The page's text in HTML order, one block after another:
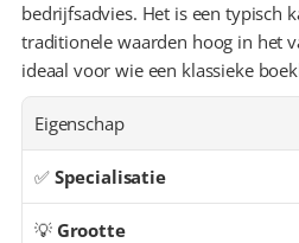
bedrijfsadvies. Het is een typisch
traditionele waarden hoog in het
ideaal voor wie een klassieke
Eigenschap
✅ Specialisatie
💡 Grootte